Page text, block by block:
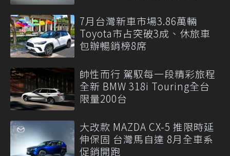
7月台灣新車市場3.86萬輛
Toyota市占突破3成、休旅車
包辦暢銷榜8席
帥性而行 駕馭每一段精彩旅程
全新 BMW 318i Touring全台
限量200台
大改款 MAZDA CX-5 推限時延
伸保固 台灣馬自達 8月全車系
促銷開跑